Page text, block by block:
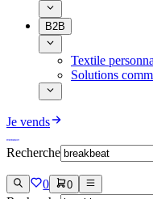
B2B
Textile
Solutions
Je vends
Recherche
0 0